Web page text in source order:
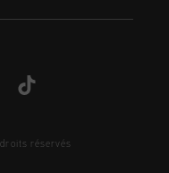
réservés